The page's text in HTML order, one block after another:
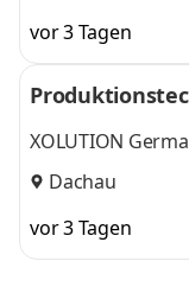
vor 3 Tagen
XOLUTION
Dachau
vor 3 Tagen